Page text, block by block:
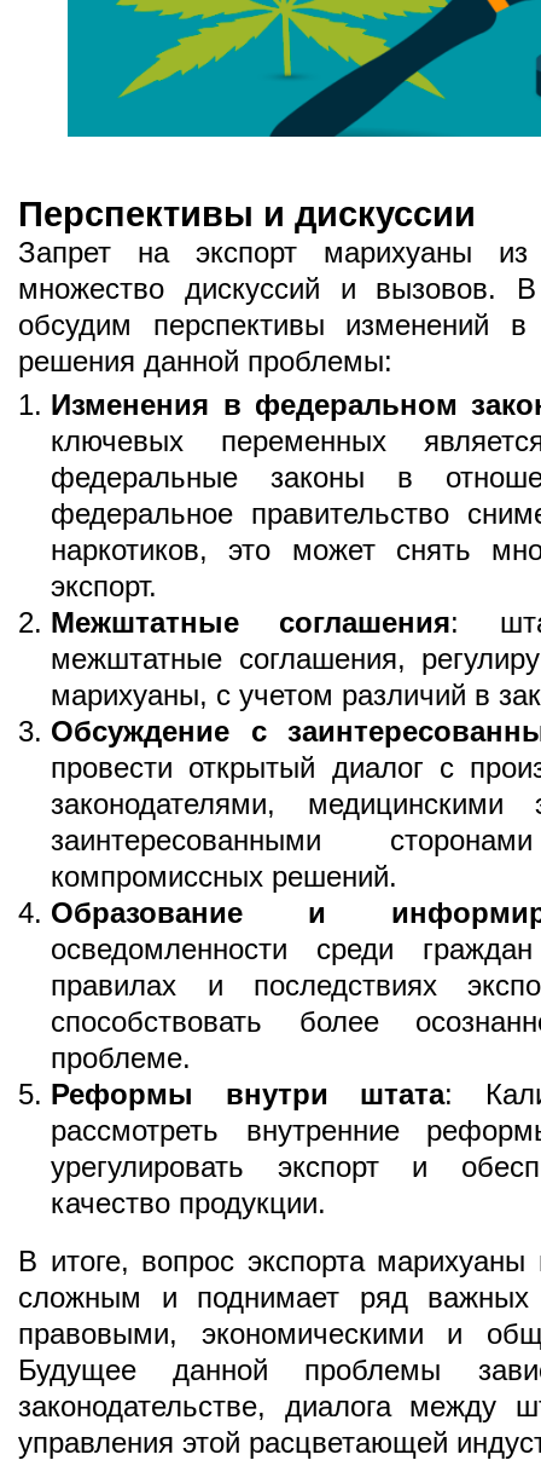
Перспективы и дискуссии
Запрет на экспорт марихуаны
множество дискуссий и вызовов.
обсудим перспективы изменений
решения данной проблемы:
Изменения в федеральном
ключевых переменных
федеральные законы в
федеральное правительство
наркотиков, это может снять
экспорт.
Межштатные соглашения:
межштатные соглашения,
марихуаны, с учетом различий в
Обсуждение с
провести открытый диалог с
законодателями,
заинтересованными
компромиссных решений.
Образование и
осведомленности среди
правилах и последствиях
способствовать более
проблеме.
Реформы внутри штата:
рассмотреть внутренние
урегулировать экспорт и
качество продукции.
В итоге, вопрос экспорта
сложным и поднимает ряд важных
правовыми, экономическими и
Будущее данной проблемы
законодательстве, диалога между
управления этой расцветающей